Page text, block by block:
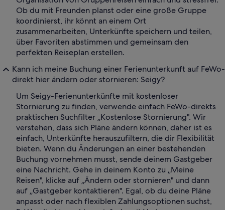
Ob du mit Freunden planst oder eine große Gruppe
koordinierst, ihr könnt an einem Ort
zusammenarbeiten, Unterkünfte speichern und teilen,
über Favoriten abstimmen und gemeinsam den
perfekten Reiseplan erstellen.
Kann ich meine Buchung einer Ferienunterkunft auf FeWo-
direkt hier ändern oder stornieren: Seigy?
Um Seigy-Ferienunterkünfte mit kostenloser
Stornierung zu finden, verwende einfach FeWo-direkts
praktischen Suchfilter „Kostenlose Stornierung". Wir
verstehen, dass sich Pläne ändern können, daher ist es
einfach, Unterkünfte herauszufiltern, die dir Flexibilität
bieten. Wenn du Änderungen an einer bestehenden
Buchung vornehmen musst, sende deinem Gastgeber
eine Nachricht. Gehe in deinem Konto zu „Meine
Reisen", klicke auf „Ändern oder stornieren" und dann
auf „Gastgeber kontaktieren". Egal, ob du deine Pläne
anpasst oder nach flexiblen Zahlungsoptionen suchst,